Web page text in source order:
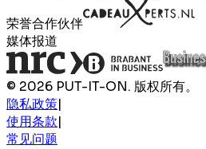
荣誉合作伙伴
媒体报道
© 2026 PUT-IT-ON. 版权所有。
隐私政策|
使用条款|
常见问题